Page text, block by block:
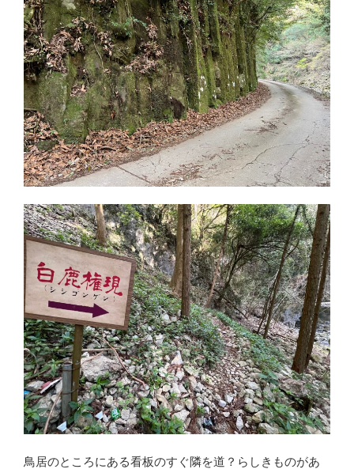
鳥居のところにある看板のすぐ隣を道？らしきものがあ